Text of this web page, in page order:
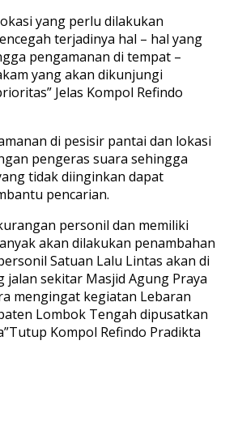
yang perlu dilakukan
terjadinya hal – hal yang
pengamanan di tempat –
yang akan dikunjungi
Jelas Kompol Refindo
di pesisir pantai dan lokasi
pengeras suara sehingga
tidak diinginkan dapat
pencarian.
personil dan memiliki
akan dilakukan penambahan
Satuan Lalu Lintas akan di
jalan sekitar Masjid Agung Praya
mengingat kegiatan Lebaran
Lombok Tengah dipusatkan
Kompol Refindo Pradikta